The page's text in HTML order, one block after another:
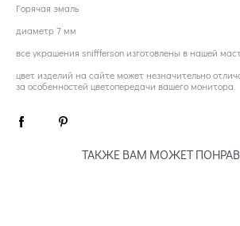
Горячая эмаль
диаметр 7 мм
все украшения sniffferson изготовлены в нашей
цвет изделий на сайте может незначительно
за особенностей цветопередачи вашего монитора.
ТАКЖЕ ВАМ МОЖЕТ